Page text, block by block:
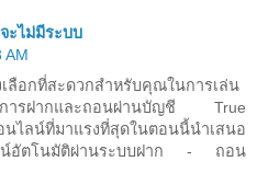
ะไม่มีระบบ
AM
ลือกที่สะดวกสำหรับคุณในการเล่น
การฝากและถอนผ่านบัญชี True
ไลน์ที่มาแรงที่สุดในตอนนี้นำเสนอ
ลน์อัตโนมัติผ่านระบบฝาก - ถอน